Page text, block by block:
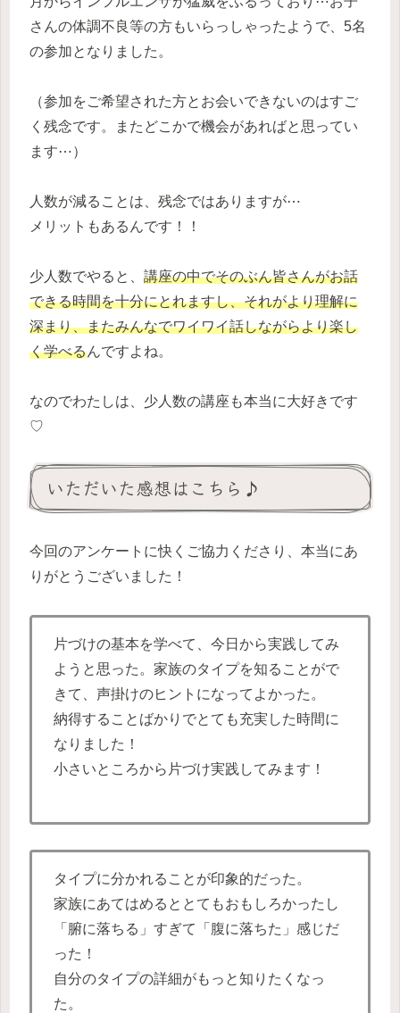
さんの体調不良等の方もいらっしゃったようで、5名
の参加となりました。
（参加をご希望された方とお会いできないのはすご
く残念です。またどこかで機会があればと思ってい
ます⋯）
人数が減ることは、残念ではありますが⋯
メリットもあるんです！！
少人数でやると、 講座の中でそのぶん皆さんがお話
できる時間を十分にとれますし、それがより理解に
深まり、またみんなでワイワイ話しながらより楽し
く学べるんですよね。
なのでわたしは、少人数の講座も本当に大好きです
♡
いただいた感想はこちら♪
今回のアンケートに快くご協力くださり、本当にあ
りがとうございました！
片づけの基本を学べて、今日から実践してみ
ようと思った。家族のタイプを知ることがで
きて、声掛けのヒントになってよかった。
納得することばかりでとても充実した時間に
なりました！
小さいところから片づけ実践してみます！
タイプに分かれることが印象的だった。
家族にあてはめるととてもおもしろかったし
「腑に落ちる」すぎて「腹に落ちた」感じだ
った！
自分のタイプの詳細がもっと知りたくなっ
た。